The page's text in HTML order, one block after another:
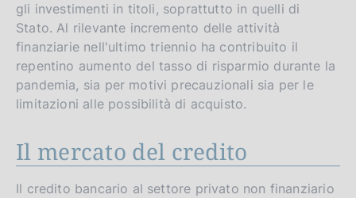
gli investimenti in titoli, soprattutto in quelli di
Stato. Al rilevante incremento delle attività
finanziarie nell'ultimo triennio ha contribuito il
repentino aumento del tasso di risparmio durante la
pandemia, sia per motivi precauzionali sia per le
limitazioni alle possibilità di acquisto.
Il mercato del credito
Il credito bancario al settore privato non finanziario